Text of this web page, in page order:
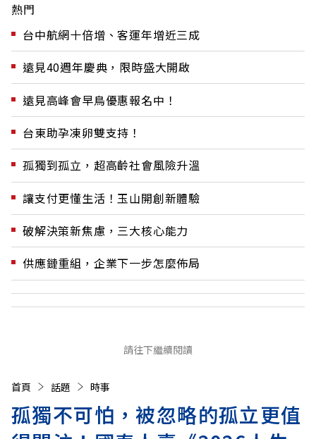
熱門
台中航網十倍增、客運年增近三成
遠見40週年慶典，限時盛大開啟
遠見高峰會早鳥優惠報名中！
台東助孕凍卵雙支持！
孤獨到孤立，超高齡社會風險升溫
讓支付更懂生活！玉山開創新體驗
破解決策新焦慮，三大核心能力
供應鏈重組，企業下一步怎麼佈局
請往下繼續閱讀
首頁 話題 時事
孤獨不可怕，被忽略的孤立更值